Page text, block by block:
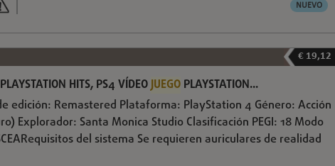
NUEVO
€ 19,12
HITS, PS4 VÍDEOJUEGO PLAYSTATION...
edición: Remastered Plataforma: PlayStation 4 Género: Acción
Explorador: Santa Monica Studio Clasificación PEGI: 18 Modo
del sistema Se requieren auriculares de realidad